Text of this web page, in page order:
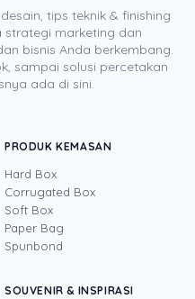
sebagai
memastikan kualitas
mengubah sebuah
yang sangat efektif.
terlihat profesional,
pelanggan.
tips teknik & finishing
strategi marketing dan
bisnis Anda berkembang.
sampai solusi percetakan
ada di sini.
PRODUK KEMASAN
Hard Box
Corrugated Box
Soft Box
Paper Bag
Spunbond
SOUVENIR & INSPIRASI